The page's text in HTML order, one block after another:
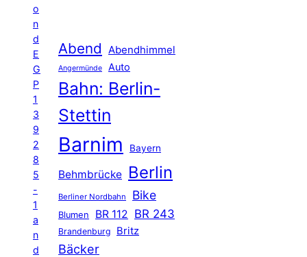
o
n
d
E
G
P
1
3
9
2
8
5
-
1
a
n
d
Abend Abendhimmel
Angermünde Auto
Bahn: Berlin-
Stettin
Barnim Bayern
Behmbrücke Berlin
Berliner Nordbahn Bike
Blumen BR 112 BR 243
Brandenburg Britz
Bäcker